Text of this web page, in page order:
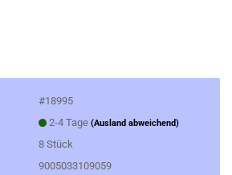
#18995
2-4 Tage (Ausland abweichend)
8 Stück
9005033109059